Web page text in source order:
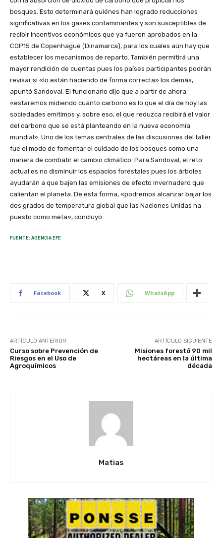
bosques. Esto determinará quiénes han logrado reducciones
significativas en los gases contaminantes y son susceptibles de
recibir incentivos económicos que ya fueron aprobados en la
COP15 de Copenhague (Dinamarca), para los cuales aún hay que
establecer los mecanismos de reparto. También permitirá una
mayor rendición de cuentas pues los países participantes podrán
revisar si «lo están haciendo de forma correcta» los demás,
apuntó Sandoval. El funcionario dijo que a partir de ahora
«estaremos midiendo cuánto carbono es lo que el día de hoy las
sociedades emitimos y, sobre eso, el que reduzca recibirá el valor
del carbono que se está planteando en la nueva economía
mundial». Uno de los temas centrales de las discusiones del taller
fue el modo de fomentar el cuidado de los bosques como una
manera de combatir el cambio climático. Para Sandoval, el reto
actual es no disminuir los espacios forestales pues los árboles
ayudarán a que bajen las emisiones de efecto invernadero que
calientan el planeta. De esta forma, «podremos alcanzar bajar los
dos grados de temperatura global que las Naciones Unidas ha
puesto como meta», concluyó.
FUENTE: AGENCIA EFE
Facebook X WhatsApp
ARTÍCULO ANTERIOR
Curso sobre Prevención de
Riesgos en el Uso de
Agroquímicos
ARTÍCULO SIGUIENTE
Misiones forestó 90 mil
hectáreas en la última
década
Matias